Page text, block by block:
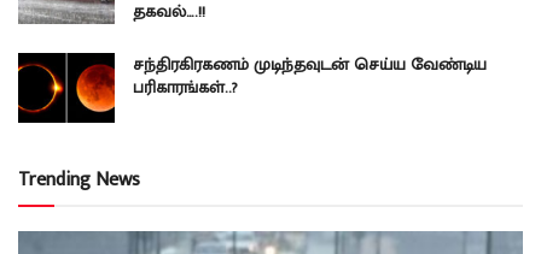
தகவல்….!!
சந்திரகிரகணம் முடிந்தவுடன் செய்ய வேண்டிய
பரிகாரங்கள்..?
Trending News